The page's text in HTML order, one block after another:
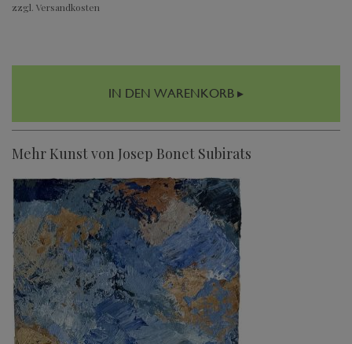
zzgl. Versandkosten
IN DEN WARENKORB ▸
Mehr Kunst von Josep Bonet Subirats